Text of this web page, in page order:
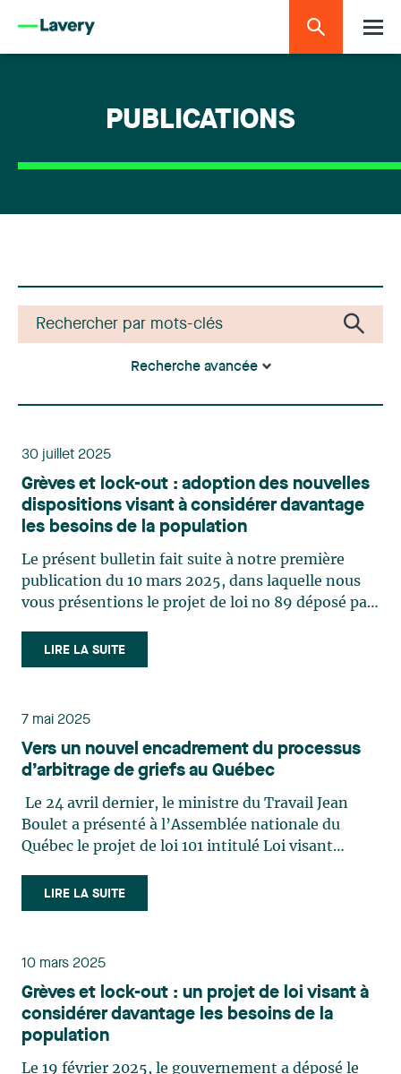
PUBLICATIONS
Recherche avancée
30 juillet 2025
Grèves et lock-out : adoption des nouvelles
dispositions visant à considérer davantage
les besoins de la population
Le présent bulletin fait suite à notre première
publication du 10 mars 2025, dans laquelle nous
vous présentions le projet de loi no 89 déposé par
sanctionné le 30 mai 2025 avec quelques
amendements et précisions. Rappelons que ce
LIRE LA SUITE
7 mai 2025
Vers un nouvel encadrement du processus
d’arbitrage de griefs au Québec
Le 24 avril dernier, le ministre du Travail Jean
Boulet a présenté à l’Assemblée nationale du
Québec le projet de loi 101 intitulé Loi visant
nouveau projet de loi, qui se veut une loi omnibus,
propose une vingtaine de mesures qui ont pour
LIRE LA SUITE
10 mars 2025
Grèves et lock-out : un projet de loi visant à
considérer davantage les besoins de la
population
Le 19 février 2025, le gouvernement a déposé le